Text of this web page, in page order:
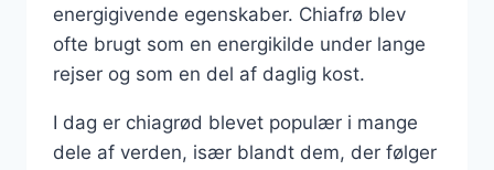
energigivende egenskaber. Chiafrø blev
ofte brugt som en energikilde under lange
rejser og som en del af daglig kost.
I dag er chiagrød blevet populær i mange
dele af verden, især blandt dem, der følger